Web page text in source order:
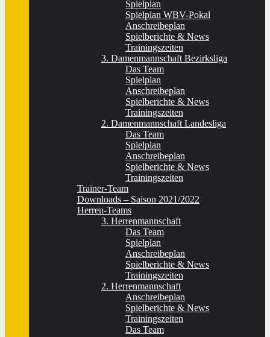
Spielplan
Spielplan WBV-Pokal
Anschreibeplan
Spielberichte & News
Trainingszeiten
3. Damenmannschaft Bezirksliga
Das Team
Spielplan
Anschreibeplan
Spielberichte & News
Trainingszeiten
2. Damenmannschaft Landesliga
Das Team
Spielplan
Anschreibeplan
Spielberichte & News
Trainingszeiten
Trainer-Team
Downloads – Saison 2021/2022
Herren-Teams
3. Herrenmannschaft
Das Team
Spielplan
Anschreibeplan
Spielberichte & News
Trainingszeiten
2. Herrenmannschaft
Anschreibeplan
Spielberichte & News
Trainingszeiten
Das Team